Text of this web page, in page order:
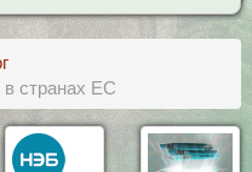
странах ЕС